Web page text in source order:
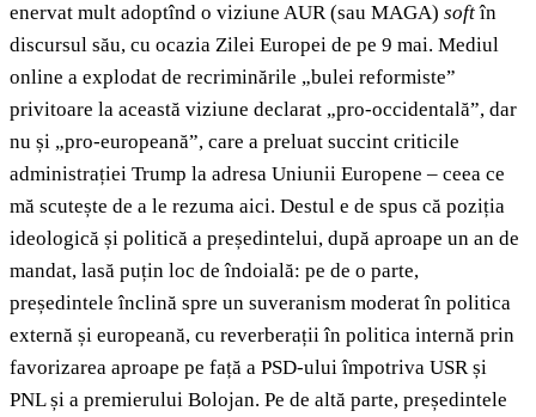
enervat mult adoptînd o viziune AUR (sau MAGA) softîn
discursul său, cu ocazia Zilei Europei de pe 9 mai. Mediul
online a explodat de recriminările „bulei reformiste”
privitoare la această viziune declarat „pro-occidentală”, dar
nu și „pro-europeană”, care a preluat succint criticile
administrației Trump la adresa Uniunii Europene – ceea ce
mă scutește de a le rezuma aici. Destul e de spus că poziția
ideologică și politică a președintelui, după aproape un an de
mandat, lasă puțin loc de îndoială: pe de o parte,
președintele înclină spre un suveranism moderat în politica
externă și europeană, cu reverberații în politica internă prin
favorizarea aproape pe față a PSD-ului împotriva USR și
PNL și a premierului Bolojan. Pe de altă parte, președintele